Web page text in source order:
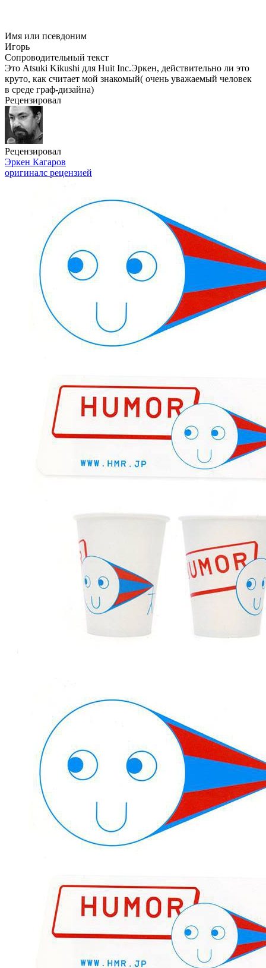
Имя или псевдоним
Игорь
Сопроводительный текст
Это Atsuki Kikushi для Huit Inc.Эркен, действительно ли это
круто, как считает мой знакомый( очень уважаемый человек
в среде граф-дизайна)
Рецензировал
Рецензировал
Эркен Кагаров
оригиналс рецензией